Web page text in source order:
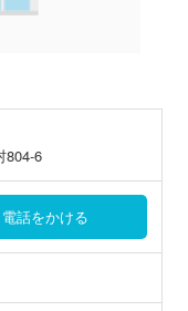
804-6
話をかける